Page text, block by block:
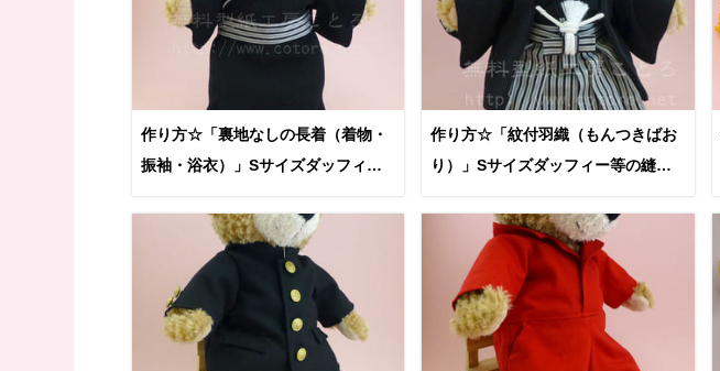
作り方☆「裏地なしの長着（着物・
振袖・浴衣）」Sサイズダッフィー
作り方☆「紋付羽織（もんつきばお
り）」Sサイズダッフィー等の縫い